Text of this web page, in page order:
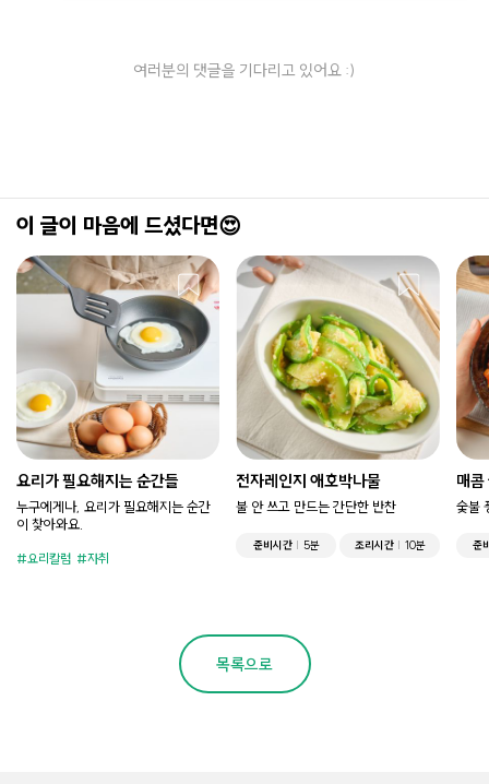
여러분의 댓글을 기다리고 있어요 :)
이 글이 마음에 드셨다면😍
요리가 필요해지는 순간들
누구에게나, 요리가 필요해지는 순간
이 찾아와요.
요리칼럼 자취
전자레인지 애호박나물
불 안 쓰고 만드는 간단한 반찬
준비시간 5분 조리시간 10분
매콤
숯불
준
목록으로